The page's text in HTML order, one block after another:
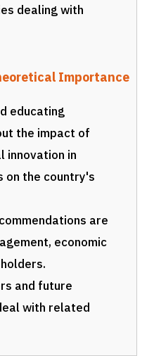
dealing with
Importance:
educating
the impact of
innovation in
on the country's
are
economic
and future
with related